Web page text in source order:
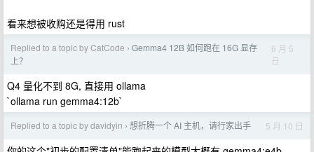
看来想被收购还是得用 rust
Replied to a topic by CatCode › Gemma4 12B 如何跑在 16G 显存
上？
6 月 5
日
Q4 量化不到 8G, 直接用 ollama
`ollama run gemma4:12b`
Replied to a topic by davidyin › 想折腾一个 AI 主机，请行家出手 5 月 10 日